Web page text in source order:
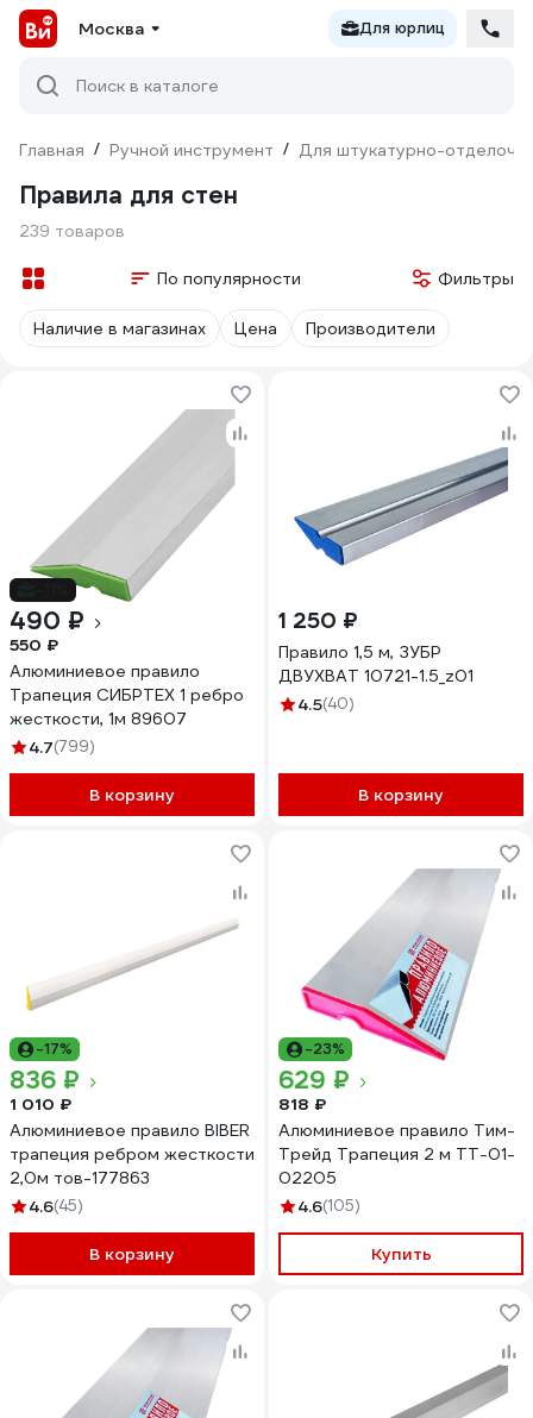
Москва Для юрлиц
Поиск в каталоге
Главная / Ручной инструмент / Для штукатурно-
Правила для стен
239 товаров
По популярности Фильтры
Наличие в магазинах Цена Производители
490 ₽
550 ₽
Алюминиевое правило
Трапеция СИБРТЕХ 1 ребро
жесткости, 1м 89607
4.7(799)
В корзину
1 250 ₽
Правило 1,5 м, ЗУБР
ДВУХВАТ 10721-1.5_z01
4.5(40)
В корзину
-17%
836 ₽
1 010 ₽
Алюминиевое правило BIBER
трапеция ребром жесткости
2,0м тов-177863
4.6(45)
В корзину
-23%
629 ₽
818 ₽
Алюминиевое правило Тим-
Трейд Трапеция 2 м ТТ-01-
02205
4.6(105)
Купить